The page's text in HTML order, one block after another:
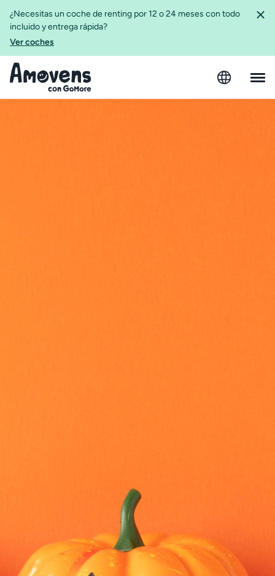
¿Necesitas un coche de renting por 12 o 24 meses con todo
incluido y entrega rápida?
Ver coches